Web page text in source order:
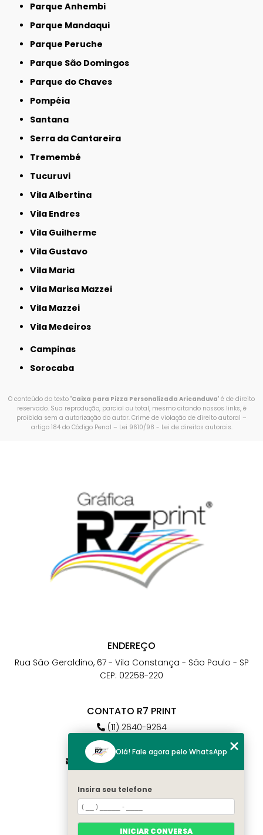
Parque Anhembi
Parque Mandaqui
Parque Peruche
Parque São Domingos
Parque do Chaves
Pompéia
Santana
Serra da Cantareira
Tremembé
Tucuruvi
Vila Albertina
Vila Endres
Vila Guilherme
Vila Gustavo
Vila Maria
Vila Marisa Mazzei
Vila Mazzei
Vila Medeiros
Campinas
Sorocaba
O conteúdo do texto "Caixa para Pizza Personalizada Aricanduva" é de direito
reservado. Sua reprodução, parcial ou total, mesmo citando nossos links, é
proibida sem a autorização do autor. Crime de violação de direito autoral –
artigo 184 do Código Penal – Lei 9610/98 - Lei de direitos autorais.
ENDEREÇO
Rua São Geraldino, 67 - Vila Constança - São Paulo - SP
CEP: 02258-220
CONTATO R7 PRINT
(11) 2640-9264
(11) 98784-6664
atendimento@r7print.com.br
MENU
Home
Quem somos
Olá! Fale agora pelo WhatsApp
Insira seu telefone
INICIAR CONVERSA